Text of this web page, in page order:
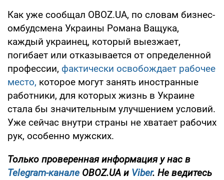
Как уже сообщал OBOZ.UA, по словам бизнес-
омбудсмена Украины Романа Ващука,
каждый украинец, который выезжает,
погибает или отказывается от определенной
профессии, фактически освобождает рабочее
место, которое могут занять иностранные
работники, для которых жизнь в Украине
стала бы значительным улучшением условий.
Уже сейчас внутри страны не хватает рабочих
рук, особенно мужских.
Только проверенная информация у нас в
Telegram-канале OBOZ.UA и Viber. Не ведитесь